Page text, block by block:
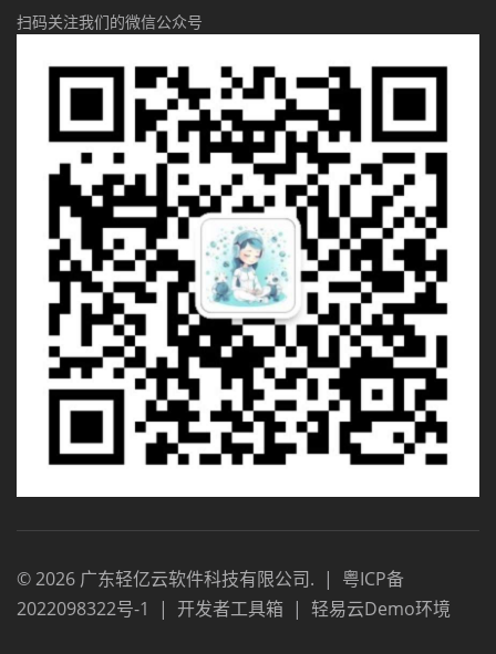
扫码关注我们的微信公众号
©2026 广东轻亿云软件科技有限公司. | 粤ICP备
2022098322号-1
| 开发者工具箱 | 轻易云Demo环境